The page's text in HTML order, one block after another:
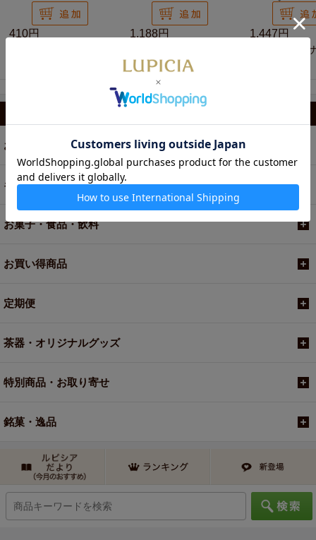
410円 1,188円
2個
1,447円
トーストバナ
お茶
ギフト
お菓子・食品・飲料
お買い得商品
定期便
茶器・オリジナルグッズ
特別商品・お取り寄せ
銘菓・逸品